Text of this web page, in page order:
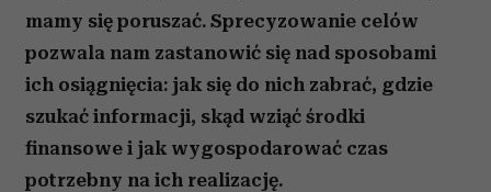
mamy się poruszać. Sprecyzowanie celów
pozwala nam zastanowić się nad sposobami
ich osiągnięcia: jak się do nich zabrać, gdzie
szukać informacji, skąd wziąć środki
finansowe i jak wygospodarować czas
potrzebny na ich realizację.